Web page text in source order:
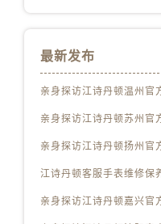
最新发布